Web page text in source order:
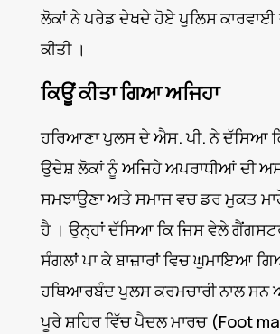
ਲੋਕਾਂ ਨੇ ਪਰੇਡ ਦੇਖਦੇ ਹੋਏ ਪੁਲਿਸ ਕਾਰਵਾਈ
ਕੀਤੀ ।
ਕਿਊਂ ਕੀਤਾ ਗਿਆ ਅਜਿਹਾ
ਹਰਿਆਣਾ ਪੁਲਸ ਦੇ ਐਸ. ਪੀ. ਨੇ ਦੱਸਿਆ
ਉਦੇਸ਼ ਲੋਕਾਂ ਨੂੰ ਅਜਿਹੇ ਅਪਰਾਧੀਆਂ ਦੀ
ਸਮਝਾਉਣਾ ਅਤੇ ਸਮਾਜ ਵਚ ਡਰ ਮੁਕਤ
ਹੈ । ਉਨ੍ਹਾਂ ਦੱਸਿਆ ਕਿ ਜਿਸ ਵੇਲੇ
ਸੰਗਲਾਂ ਪਾ ਕੇ ਬਾਜ਼ਾਰਾਂ ਵਿਚ ਘੁਮਾਇਆ
ਹਥਿਆਰਬੰਦ ਪੁਲਸ ਕਰਮਚਾਰੀ ਨਾਲ
ਪੂਰੇ ਸ਼ਹਿਰ ਵਿੱਚ ਪੈਦਲ ਮਾਰਚ (Foot